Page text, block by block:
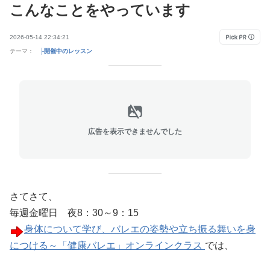
こんなことをやっています
2026-05-14 22:34:21
テーマ： ├開催中のレッスン
広告を表示できませんでした
さてさて、
毎週金曜日 夜8：30～9：15
身体について学び、バレエの姿勢や立ち振る舞いを身
につける～「健康バレエ」オンラインクラス では、